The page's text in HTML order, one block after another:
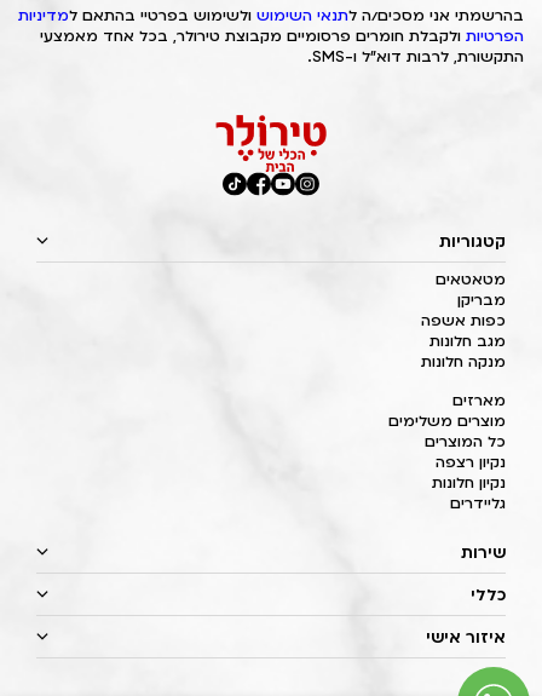
בהרשמתי אני מסכים/ה לתנאי השימוש ולשימוש בפרטיי בהתאם למדיניות
הפרטיות ולקבלת חומרים פרסומיים מקבוצת טירולר, בכל אחד מאמצעי
התקשורת, לרבות דוא"ל ו-SMS.
קטגוריות
מטאטאים
מבריקן
כפות אשפה
מגב חלונות
מנקה חלונות
מארזים
מוצרים משלימים
כל המוצרים
נקיון רצפה
נקיון חלונות
גליידרים
שירות
כללי
איזור אישי